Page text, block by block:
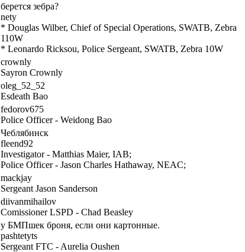
берется зебра?
nety
* Douglas Wilber, Chief of Special Operations, SWATB, Zebra
110W
* Leonardo Ricksou, Police Sergeant, SWATB, Zebra 10W
crownly
Sayron Crownly
oleg_52_52
Esdeath Bao
fedorov675
Police Officer - Weidong Bao
Чеблябинск
fleend92
Investigator - Matthias Maier, IAB;
Police Officer - Jason Charles Hathaway, NEAC;
mackjay
Sergeant Jason Sanderson
diivanmihailov
Comissioner LSPD - Chad Beasley
у БМПшек броня, если они картонные.
pashtetyts
Sergeant FTC - Aurelia Oushen